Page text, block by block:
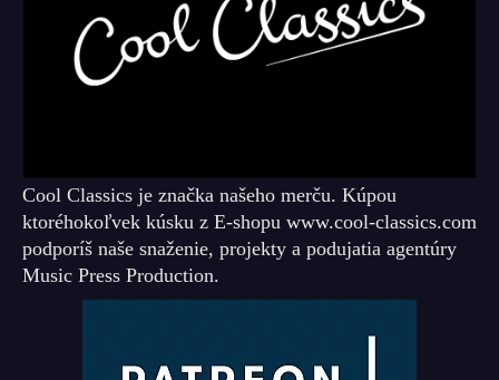
Cool Classics je značka našeho merču. Kúpou
ktoréhokoľvek kúsku z E-shopu www.cool-classics.com
podporíš naše snaženie, projekty a podujatia agentúry
Music Press Production.